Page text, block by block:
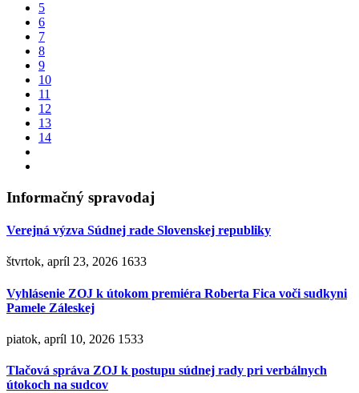
5
6
7
8
9
10
11
12
13
14
Informačný spravodaj
Verejná výzva Súdnej rade Slovenskej republiky
štvrtok, apríl 23, 2026 1633
Vyhlásenie ZOJ k útokom premiéra Roberta Fica voči sudkyni
Pamele Záleskej
piatok, apríl 10, 2026 1533
Tlačová správa ZOJ k postupu súdnej rady pri verbálnych
útokoch na sudcov